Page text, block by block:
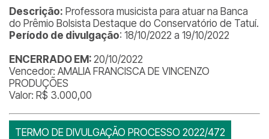
Descrição: Professora musicista para atuar na Banca
do Prêmio Bolsista Destaque do Conservatório de Tatuí.
Período de divulgação: 18/10/2022 a 19/10/2022
ENCERRADO EM: 20/10/2022
Vencedor: AMALIA FRANCISCA DE VINCENZO
PRODUÇÕES
Valor: R$ 3.000,00
TERMO DE DIVULGAÇÃO PROCESSO 2022/472